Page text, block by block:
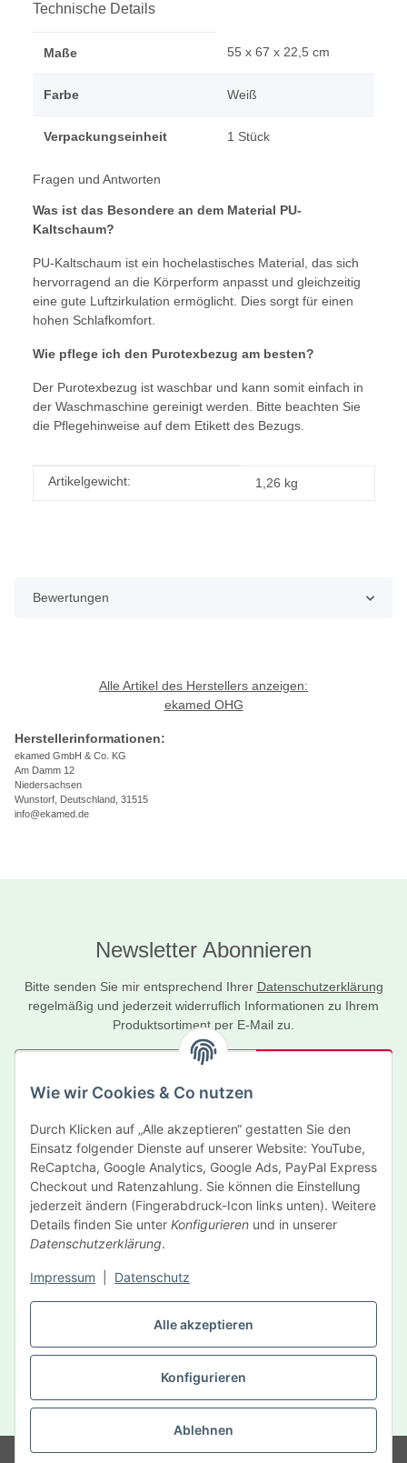
Alle akzeptieren
Konfigurieren
Ablehnen
Wie wir Cookies & Co nutzen
Durch Klicken auf „Alle akzeptieren“ gestatten Sie den
Einsatz folgender Dienste auf unserer Website: YouTube,
ReCaptcha, Google Analytics, Google Ads, PayPal Express
Checkout und Ratenzahlung. Sie können die Einstellung
jederzeit ändern (Fingerabdruck-Icon links unten). Weitere
Details finden Sie unter Konfigurieren und in unserer
Datenschutzerklärung.
Impressum Datenschutz
Technische Details
Maße 55 x 67 x 22,5 cm
Farbe Weiß
Verpackungseinheit 1 Stück
Fragen und Antworten
Was ist das Besondere an dem Material PU-
Kaltschaum?
PU-Kaltschaum ist ein hochelastisches Material, das sich
hervorragend an die Körperform anpasst und gleichzeitig
eine gute Luftzirkulation ermöglicht. Dies sorgt für einen
hohen Schlafkomfort.
Wie pflege ich den Purotexbezug am besten?
Der Purotexbezug ist waschbar und kann somit einfach in
der Waschmaschine gereinigt werden. Bitte beachten Sie
die Pflegehinweise auf dem Etikett des Bezugs.
Produkteigenschaft
Wert
Artikelgewicht: 1,26 kg
Bewertungen
Alle Artikel des Herstellers anzeigen:
ekamed OHG
Herstellerinformationen:
ekamed GmbH & Co. KG
Am Damm 12
Niedersachsen
Wunstorf, Deutschland, 31515
info@ekamed.de
Newsletter Abonnieren
Bitte senden Sie mir entsprechend Ihrer Datenschutzerklärung
regelmäßig und jederzeit widerruflich Informationen zu Ihrem
Produktsortiment per E-Mail zu.
Newsletter Abonnieren
Informationen
Gesetzliche Informationen
Hersteller
Vertrag widerrufen
* Alle Preise inkl. gesetzlicher USt., zzgl.Versand